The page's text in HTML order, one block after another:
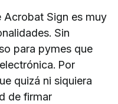
Acrobat Sign es muy
Sin
para pymes que
Por
quizá ni siquiera
de firmar